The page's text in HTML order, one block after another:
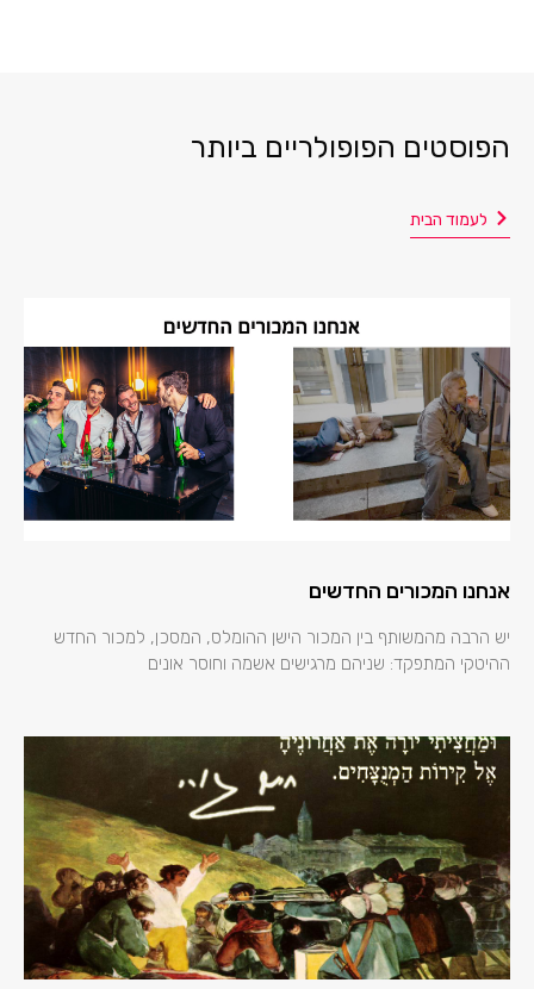
הפוסטים הפופולריים ביותר
לעמוד הבית
אנחנו המכורים החדשים
יש הרבה מהמשותף בין המכור הישן ההומלס, המסכן, למכור החדש
ההיטקי המתפקד: שניהם מרגישים אשמה וחוסר אונים